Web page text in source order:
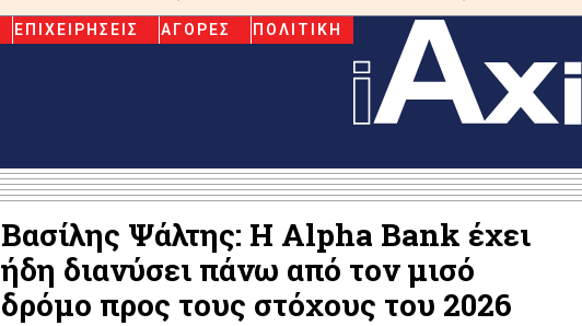
ΕΠΙΧΕΙΡΗΣΕΙΣ ΑΓΟΡΕΣ ΠΟΛΙΤΙΚΗ
Βασίλης Ψάλτης: Η Alpha Bank έχει
ήδη διανύσει πάνω από τον μισό
δρόμο προς τους στόχους του 2026